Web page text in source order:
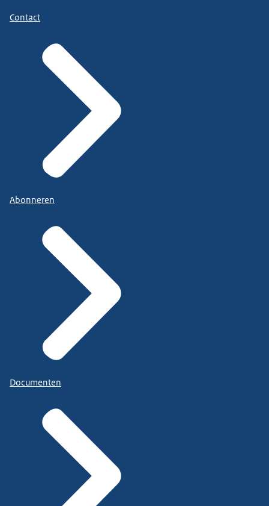
Contact
Abonneren
Documenten